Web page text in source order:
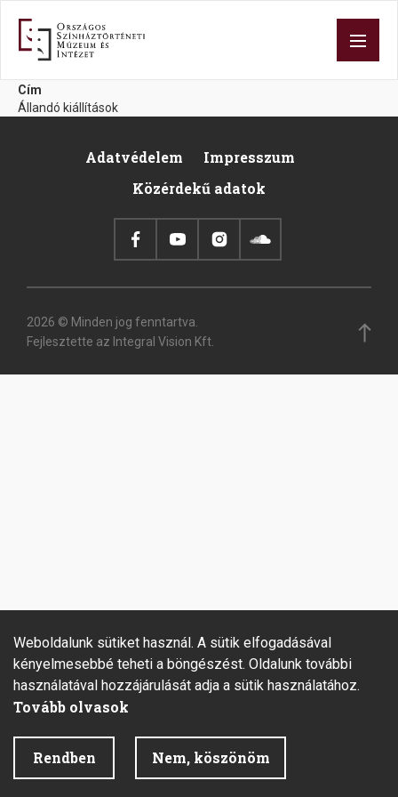
tartalomra
Cím
Állandó kiállítások
Footer
Adatvédelem
Impresszum
Közérdekű adatok
2026 © Minden jog fenntartva.
Fejlesztette az Integral Vision Kft.
Weboldalunk sütiket használ. A sütik elfogadásával
kényelmesebbé teheti a böngészést. Oldalunk további
használatával hozzájárulását adja a sütik használatához.
Tovább olvasok
Rendben Nem, köszönöm